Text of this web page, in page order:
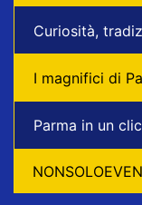
Curiosità,
I magnifici di
Parma in un